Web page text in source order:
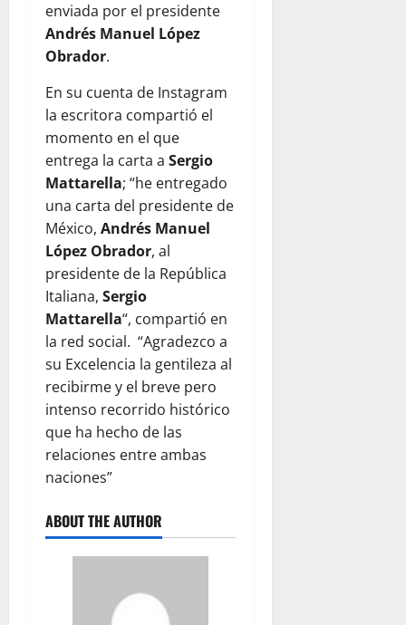
enviada por el presidente
Andrés Manuel López
Obrador.
En su cuenta de Instagram
la escritora compartió el
momento en el que
entrega la carta a Sergio
Mattarella; “he entregado
una carta del presidente de
México, Andrés Manuel
López Obrador, al
presidente de la República
Italiana, Sergio
Mattarella“, compartió en
la red social. “Agradezco a
su Excelencia la gentileza al
recibirme y el breve pero
intenso recorrido histórico
que ha hecho de las
relaciones entre ambas
naciones”
ABOUT THE AUTHOR